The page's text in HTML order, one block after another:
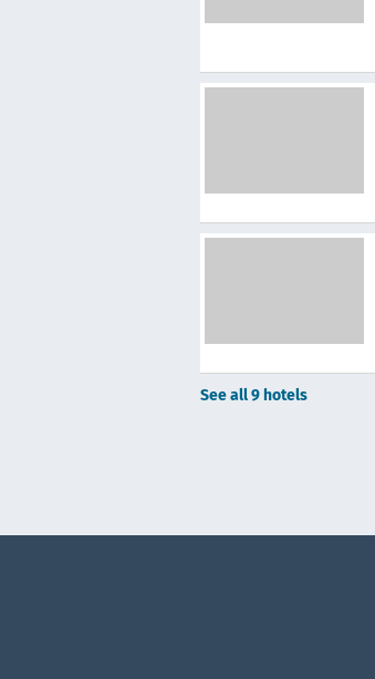
See all 9 hotels